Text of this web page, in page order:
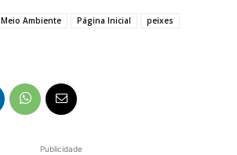
Meio Ambiente Página Inicial peixes
Publicidade